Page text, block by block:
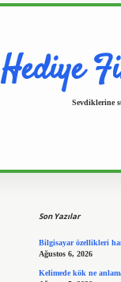
Hediye
Sevdiklerine
Son Yazılar
Bilgisayar özellikleri
Ağustos 6, 2026
Kelimede kök ne